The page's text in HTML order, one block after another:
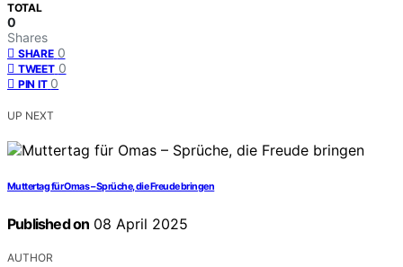
TOTAL
0
Shares
SHARE 0
TWEET 0
PIN IT 0
UP NEXT
Muttertag für Omas – Sprüche, die Freude bringen
Published on 08 April 2025
AUTHOR